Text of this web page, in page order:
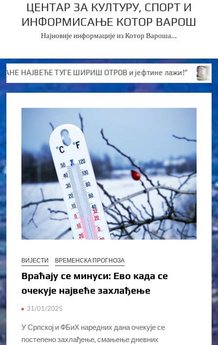
ЦЕНТАР ЗА КУЛТУРУ, СПОРТ И
ИНФОРМИСАЊЕ КОТОР ВАРОШ
Најновије информације из Котор Вароша…
НАЈВЕЋЕ ТУГЕ ШИРИШ ОТРОВ и јефтине лажи!”
ВИЈЕСТИ ВРЕМЕНСКА ПРОГНОЗА
Враћају се минуси: Ево када се
очекује највеће захлађење
31/01/2025
У Српској и ФБиХ наредних дана очекује се
постепено захлађење, смањење дневних